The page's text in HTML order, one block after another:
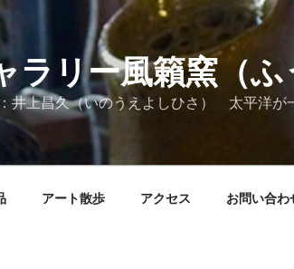
ラリー風籟窯（
井上昌久（いのうえよしひさ） 太平洋
アート散歩 アクセス お問い合わ